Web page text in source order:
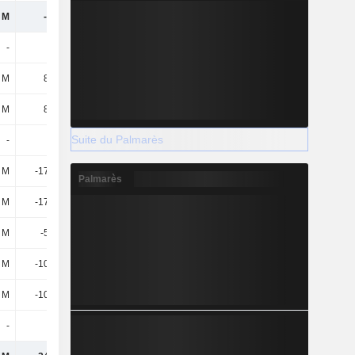
-119 M
-
8,06 M
8,06 M
- - -
-17,06 M -31,02 M
-17,06 M
-5,23 M
-10,62 M
-10,62 M
-
Suite du Palmarès
Palmarès